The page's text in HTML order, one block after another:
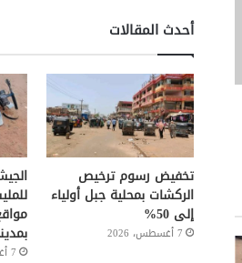
أحدث المقالات
تخفيض رسوم ترخيص
الركشات بمحلية جبل أولياء
إلى 50%
7 أغسطس، 2026
7 أغسطس، 2026